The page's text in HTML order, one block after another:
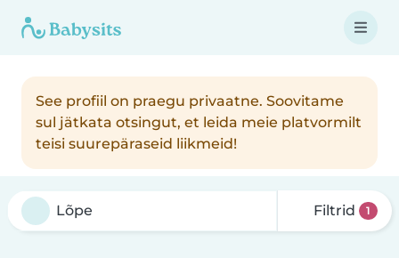
See profiil on praegu privaatne. Soovitame
sul jätkata otsingut, et leida meie platvormilt
teisi suurepäraseid liikmeid!
Filtrid 1